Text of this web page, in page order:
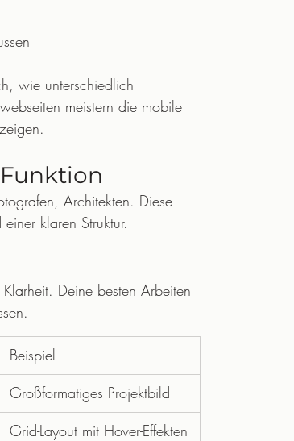
wie unterschiedlich
meistern die mobile
Architekten. Diese
klaren Struktur.
Deine besten Arbeiten
Beispiel
Großformatiges Projektbild
Grid-Layout mit Hover-Effekten